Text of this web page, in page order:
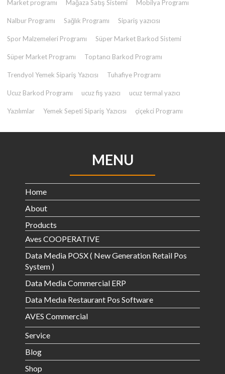
Market programı Mağaza Satış Sistemi Mobilya Programı
Nalbur Programı Sağlık Programı Sipariş yazıcısı
Spor Malzemeleri Programı Süper Market Barkod Sistemi
Süper Market Programı Toptancı Barkod Programı
Trendyol Yemek Sipariş Yazıcısı Tuhafiye Programı
Ucuz Barkod Programı ucuz fiş yazıcı ucuz termal yazıcı
Yazılımlar Yemek Sepeti Sipariş Yazıcısı çiçekci Programı
MENU
Home
About
Products
Aves COOPERATIVE
Data Media POSX ( New Generation Retail Pos
System )
Data Media Commercial ERP
Data Medıa Restaurant Pos Software
AVES Commercial
Service
Blog
Shop